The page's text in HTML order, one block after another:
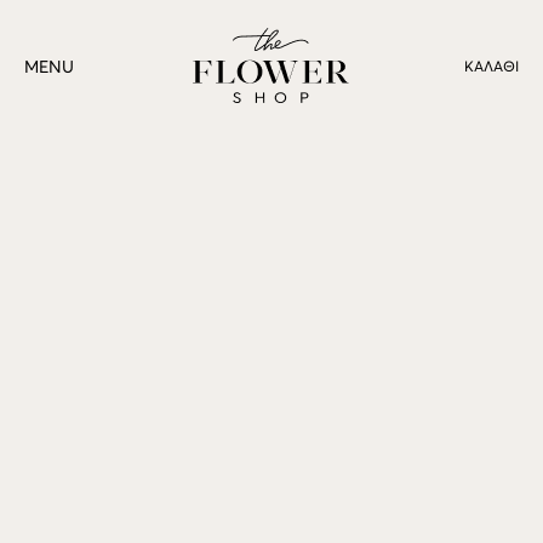
MENU ΚΑΛΆΘΙ